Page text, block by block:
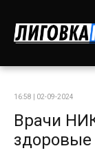
16:58 | 02-09-2024
Врачи